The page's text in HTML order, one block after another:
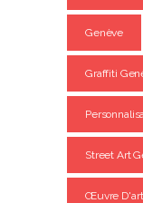
Genève
Graffiti
Street Art
Œuvre D'art